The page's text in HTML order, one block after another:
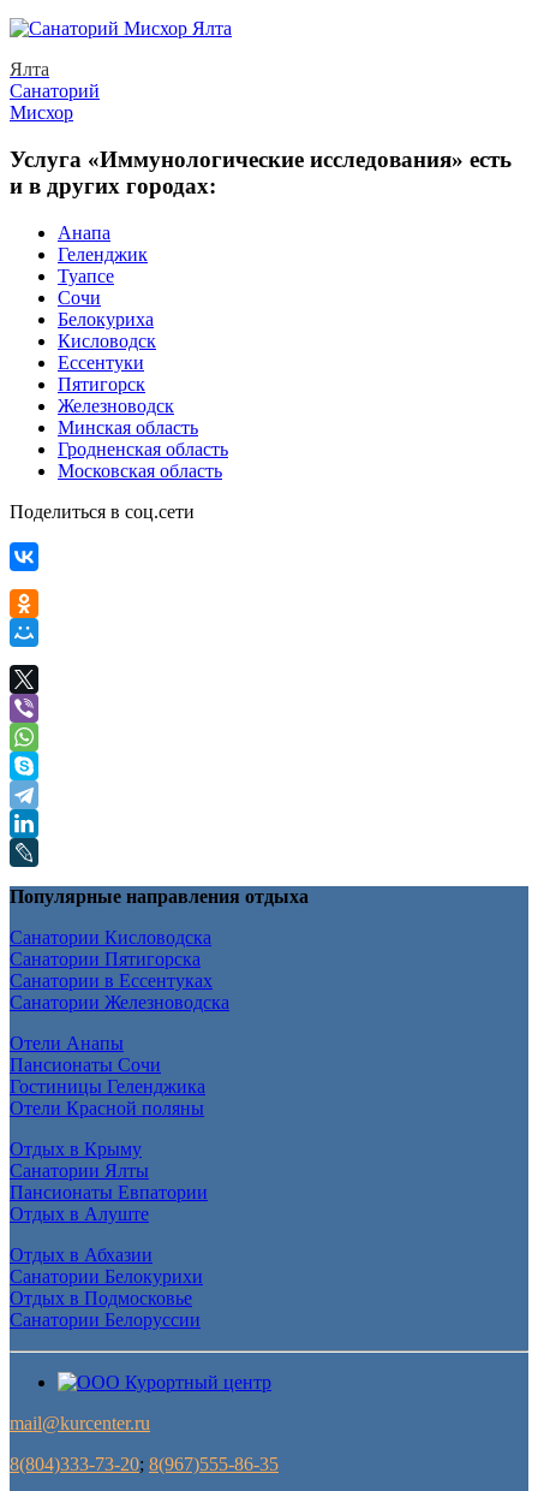
Ялта
Санаторий
Мисхор
Услуга «Иммунологические исследования» есть
и в других городах:
Анапа
Геленджик
Туапсе
Сочи
Белокуриха
Кисловодск
Ессентуки
Пятигорск
Железноводск
Минская область
Гродненская область
Московская область
Поделиться в соц.сети
Популярные направления отдыха
Санатории Кисловодска
Санатории Пятигорска
Санатории в Ессентуках
Санатории Железноводска
Отели Анапы
Пансионаты Сочи
Гостиницы Геленджика
Отели Красной поляны
Отдых в Крыму
Санатории Ялты
Пансионаты Евпатории
Отдых в Алуште
Отдых в Абхазии
Санатории Белокурихи
Отдых в Подмосковье
Санатории Белоруссии
mail@kurcenter.ru
8(804)333-73-20; 8(967)555-86-35